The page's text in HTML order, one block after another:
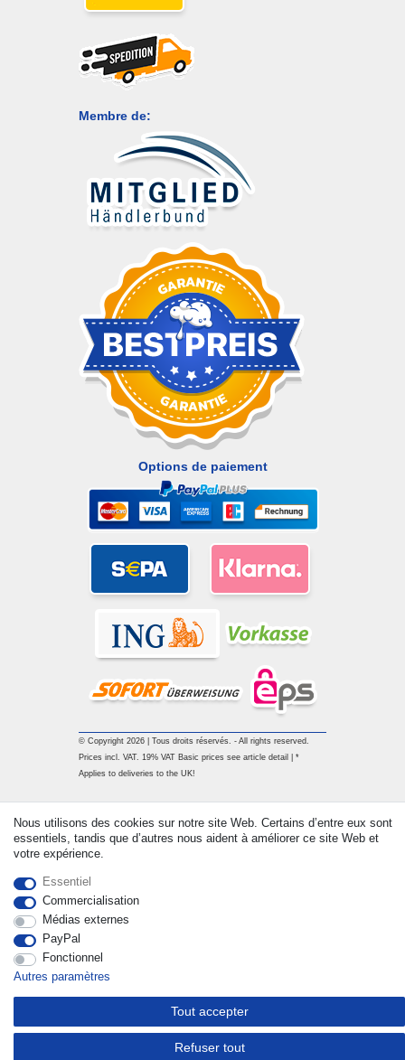
Membre de:
Options de paiement
© Copyright 2026 | Tous droits réservés. - All rights reserved.
Prices incl. VAT. 19% VAT Basic prices see article detail | *
Applies to deliveries to the UK!
Nous utilisons des cookies sur notre site Web. Certains d’entre eux sont
essentiels, tandis que d’autres nous aident à améliorer ce site Web et
votre expérience.
Essentiel
Commercialisation
Médias externes
PayPal
Fonctionnel
Autres paramètres
Tout accepter
Refuser tout
Rétracter le contrat ici Contact